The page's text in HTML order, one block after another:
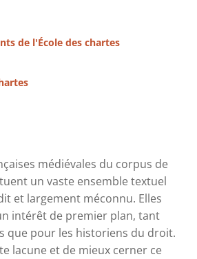
de l'École des chartes
médiévales du corpus de
un vaste ensemble textuel
et largement méconnu. Elles
intérêt de premier plan, tant
que pour les historiens du droit.
lacune et de mieux cerner ce